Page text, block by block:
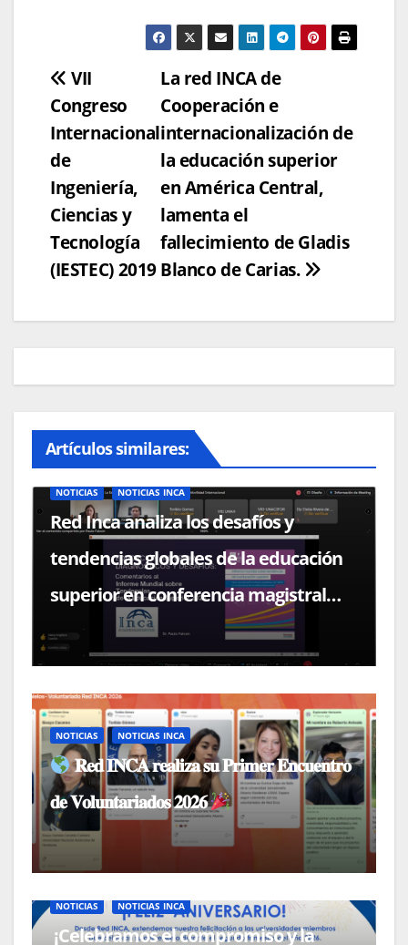
Navegación
de
entradas
La red INCA de
Cooperación e
internacionalización de
la educación superior
en América Central,
lamenta el
fallecimiento de Gladis
Blanco de Carias.
VII
Congreso
Internacional
de
Ingeniería,
Ciencias y
Tecnología
(IESTEC) 2019
Artículos similares:
NOTICIAS NOTICIAS INCA
Red Inca analiza los desafíos y
tendencias globales de la educación
superior en conferencia magistral
con el Dr. Paulo Falcón
NOTICIAS NOTICIAS INCA
𝐑𝐞𝐝 𝐈𝐍𝐂𝐀 𝐫𝐞𝐚𝐥𝐢𝐳𝐚 𝐬𝐮 𝐏𝐫𝐢𝐦𝐞𝐫 𝐄𝐧𝐜𝐮𝐞𝐧𝐭𝐫𝐨
𝐝𝐞 𝐕𝐨𝐥𝐮𝐧𝐭𝐚𝐫𝐢𝐚𝐝𝐨𝐬 𝟐𝟎𝟐𝟔
NOTICIAS NOTICIAS INCA
¡Celebramos el compromiso y la